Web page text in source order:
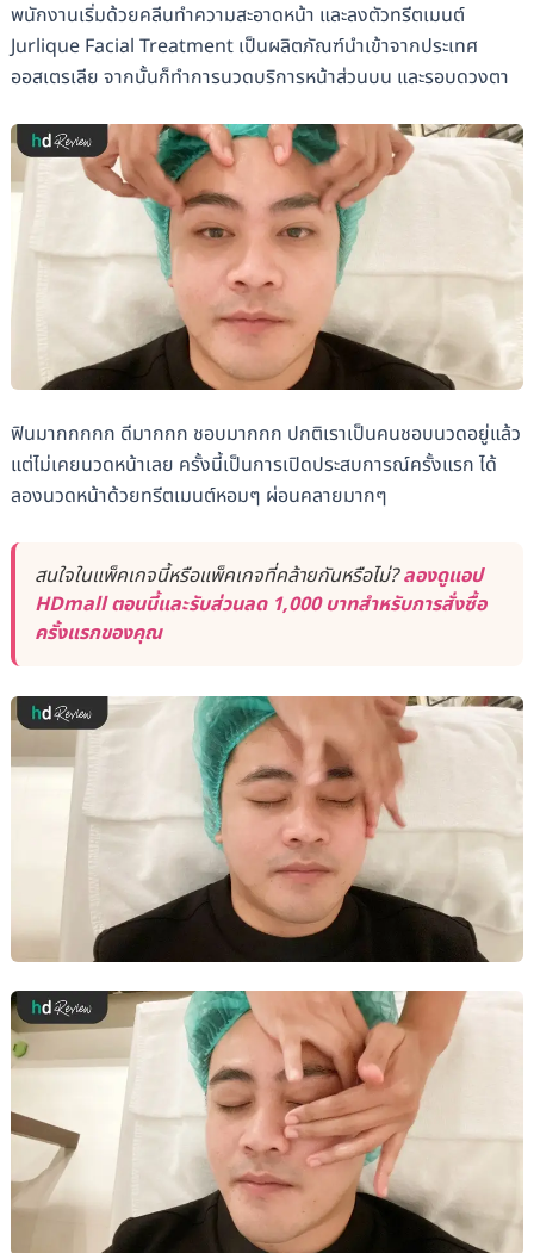
พนักงานเริ่มด้วยคลีนทำความสะอาดหน้า และลงตัวทรีตเมนต์
Jurlique Facial Treatment เป็นผลิตภัณฑ์นำเข้าจากประเทศ
ออสเตรเลีย จากนั้นก็ทำการนวดบริการหน้าส่วนบน และรอบดวงตา
ฟินมากกกกก ดีมากกก ชอบมากกก ปกติเราเป็นคนชอบนวดอยู่แล้ว
แต่ไม่เคยนวดหน้าเลย ครั้งนี้เป็นการเปิดประสบการณ์ครั้งแรก ได้
ลองนวดหน้าด้วยทรีตเมนต์หอมๆ ผ่อนคลายมากๆ
สนใจในแพ็คเกจนี้หรือแพ็คเกจที่คล้ายกันหรือไม่?ลองดูแอป
HDmall ตอนนี้และรับส่วนลด 1,000 บาทสำหรับการสั่งซื้อ
ครั้งแรกของคุณ